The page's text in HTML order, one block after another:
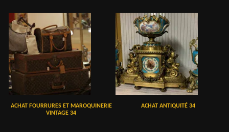
ACHAT FOURRURES ET MAROQUINERIE
VINTAGE 34
ACHAT ANTIQUITÉ 34